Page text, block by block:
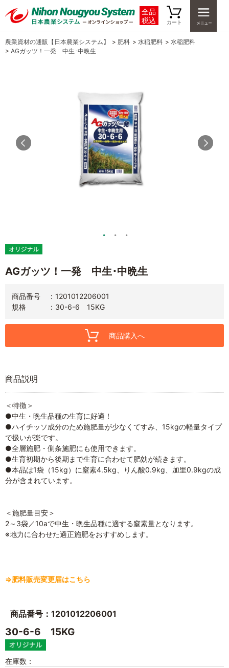
全品
税込
カート
農業資材の通販【日本農業システム】 > 肥料 > 水稲肥料 > 水稲肥料
> AGガッツ！一発 中生･中晩生
AGガッツ！一発 中生･中晩生
商品番号
1201012206001
規格
30-6-6 15KG
商品購入へ
商品説明
＜特徴＞
●中生・晩生品種の生育に好適！
●ハイチッソ成分のため施肥量が少なくてすみ、15kgの軽量タイプ
で扱いが楽です。
●全層施肥・側条施肥にも使用できます。
●生育初期から後期まで生育に合わせて肥効が続きます。
●本品は1袋（15kg）に窒素4.5kg、りん酸0.9kg、加里0.9kgの成
分が含まれています。
＜施肥量目安＞
2～3袋／10aで中生・晩生品種に適する窒素量となります。
※地力に合わせた適正施肥をおすすめします。
⇒肥料販売変更届はこちら
商品番号：1201012206001
30-6-6 15KG
在庫数：